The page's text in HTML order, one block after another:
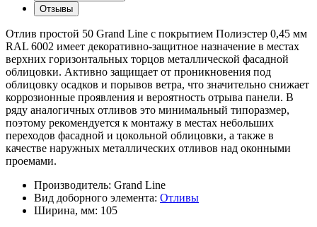
Отзывы
Отлив простой 50 Grand Line с покрытием Полиэстер 0,45 мм
RAL 6002 имеет декоративно-защитное назначение в местах
верхних горизонтальных торцов металлической фасадной
облицовки. Активно защищает от проникновения под
облицовку осадков и порывов ветра, что значительно снижает
коррозионные проявления и вероятность отрыва панели. В
ряду аналогичных отливов это минимальный типоразмер,
поэтому рекомендуется к монтажу в местах небольших
переходов фасадной и цокольной облицовки, а также в
качестве наружных металлических отливов над оконными
проемами.
Производитель: Grand Line
Вид доборного элемента: Отливы
Ширина, мм: 105